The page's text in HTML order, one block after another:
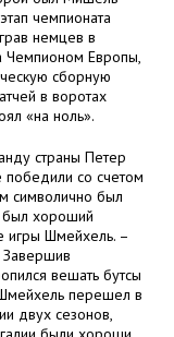
чемпионата
немцев в
Чемпионом Европы,
сборную
в воротах
«на ноль».
страны Петер
победили со счетом
символично был
был хороший
игры Шмейхель. –
вешать бутсы
перешел в
двух сезонов,